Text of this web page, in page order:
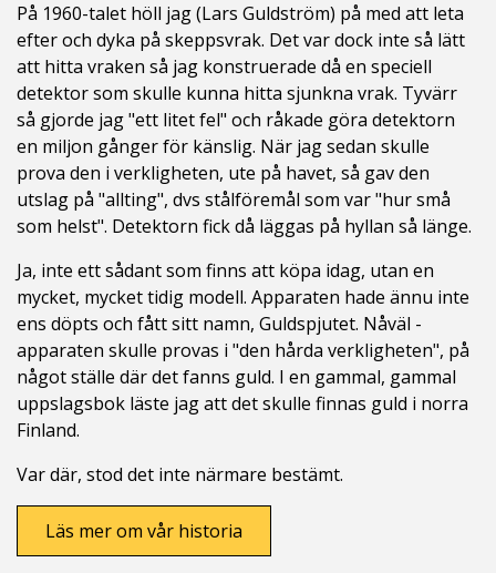
På 1960-talet höll jag (Lars Guldström) på med att leta
efter och dyka på skeppsvrak. Det var dock inte så lätt
att hitta vraken så jag konstruerade då en speciell
detektor som skulle kunna hitta sjunkna vrak. Tyvärr
så gjorde jag "ett litet fel" och råkade göra detektorn
en miljon gånger för känslig. När jag sedan skulle
prova den i verkligheten, ute på havet, så gav den
utslag på "allting", dvs stålföremål som var "hur små
som helst". Detektorn fick då läggas på hyllan så länge.
Ja, inte ett sådant som finns att köpa idag, utan en
mycket, mycket tidig modell. Apparaten hade ännu inte
ens döpts och fått sitt namn, Guldspjutet. Nåväl -
apparaten skulle provas i "den hårda verkligheten", på
något ställe där det fanns guld. I en gammal, gammal
uppslagsbok läste jag att det skulle finnas guld i norra
Finland.
Var där, stod det inte närmare bestämt.
Läs mer om vår historia